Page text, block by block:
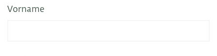
Vorname